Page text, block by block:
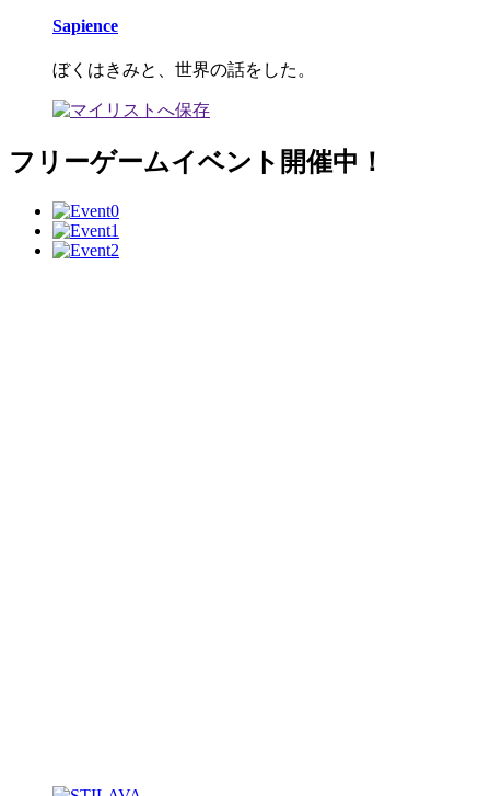
Sapience
ぼくはきみと、世界の話をした。
フリーゲームイベント開催中！